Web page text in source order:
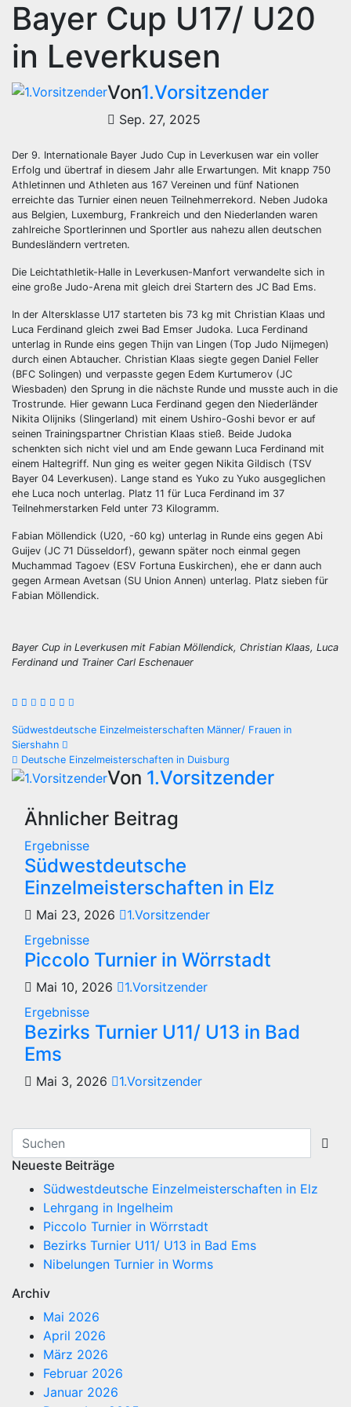
Bayer Cup U17/ U20
in Leverkusen
Von1.Vorsitzender
Sep. 27, 2025
Der 9. Internationale Bayer Judo Cup in Leverkusen war ein voller
Erfolg und übertraf in diesem Jahr alle Erwartungen. Mit knapp 750
Athletinnen und Athleten aus 167 Vereinen und fünf Nationen
erreichte das Turnier einen neuen Teilnehmerrekord. Neben Judoka
aus Belgien, Luxemburg, Frankreich und den Niederlanden waren
zahlreiche Sportlerinnen und Sportler aus nahezu allen deutschen
Bundesländern vertreten.
Die Leichtathletik-Halle in Leverkusen-Manfort verwandelte sich in
eine große Judo-Arena mit gleich drei Startern des JC Bad Ems.
In der Altersklasse U17 starteten bis 73 kg mit Christian Klaas und
Luca Ferdinand gleich zwei Bad Emser Judoka. Luca Ferdinand
unterlag in Runde eins gegen Thijn van Lingen (Top Judo Nijmegen)
durch einen Abtaucher. Christian Klaas siegte gegen Daniel Feller
(BFC Solingen) und verpasste gegen Edem Kurtumerov (JC
Wiesbaden) den Sprung in die nächste Runde und musste auch in die
Trostrunde. Hier gewann Luca Ferdinand gegen den Niederländer
Nikita Olijniks (Slingerland) mit einem Ushiro-Goshi bevor er auf
seinen Trainingspartner Christian Klaas stieß. Beide Judoka
schenkten sich nicht viel und am Ende gewann Luca Ferdinand mit
einem Haltegriff. Nun ging es weiter gegen Nikita Gildisch (TSV
Bayer 04 Leverkusen). Lange stand es Yuko zu Yuko ausgeglichen
ehe Luca noch unterlag. Platz 11 für Luca Ferdinand im 37
Teilnehmerstarken Feld unter 73 Kilogramm.
Fabian Möllendick (U20, -60 kg) unterlag in Runde eins gegen Abi
Guijev (JC 71 Düsseldorf), gewann später noch einmal gegen
Muchammad Tagoev (ESV Fortuna Euskirchen), ehe er dann auch
gegen Armean Avetsan (SU Union Annen) unterlag. Platz sieben für
Fabian Möllendick.
Bayer Cup in Leverkusen mit Fabian Möllendick, Christian Klaas, Luca
Ferdinand und Trainer Carl Eschenauer
Beitragsnavigation
Südwestdeutsche Einzelmeisterschaften Männer/ Frauen in
Siershahn
Deutsche Einzelmeisterschaften in Duisburg
Von 1.Vorsitzender
Ähnlicher Beitrag
Ergebnisse
Südwestdeutsche
Einzelmeisterschaften in Elz
Mai 23, 2026
1.Vorsitzender
Ergebnisse
Piccolo Turnier in Wörrstadt
Mai 10, 2026
1.Vorsitzender
Ergebnisse
Bezirks Turnier U11/ U13 in Bad
Ems
Mai 3, 2026 1.Vorsitzender
Neueste Beiträge
Südwestdeutsche Einzelmeisterschaften in Elz
Lehrgang in Ingelheim
Piccolo Turnier in Wörrstadt
Bezirks Turnier U11/ U13 in Bad Ems
Nibelungen Turnier in Worms
Archiv
Mai 2026
April 2026
März 2026
Februar 2026
Januar 2026